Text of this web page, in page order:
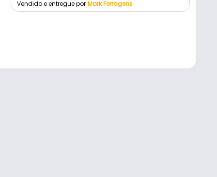
Vendido e entregue por Mark Ferragens